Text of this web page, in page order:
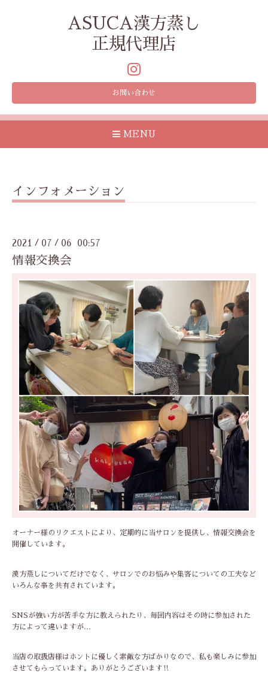
ASUCA漢方蒸し
正規代理店
お問い合わせ
MENU
インフォメーション
2021 / 07 / 06 00:57
情報交換会
オーナー様のリクエストにより、定期的に当サロンを提供し、情報交換会を
開催しています。
漢方蒸しについてだけでなく、サロンでのお悩みや集客についての工夫など
いろんな事を共有されています。
SNSが強い方が苦手な方に教えられたり、毎回内容はその時に参加された
方によって違いますが…
当店の取扱店様はホントに優しく素敵な方ばかりなので、私も楽しみに参加
させてもらっています。ありがとうございます‼︎